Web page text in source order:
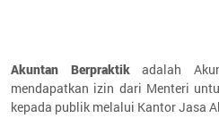
Akuntan Berpraktikadalah
mendapatkan izin dari Menteri
kepada publik melalui Kantor Jasa